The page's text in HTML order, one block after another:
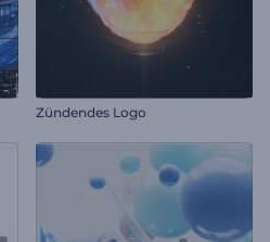
Zündendes Logo